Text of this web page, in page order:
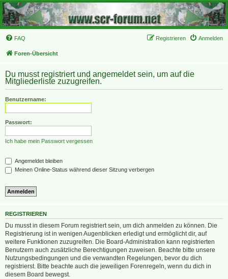
FAQ Anmelden
Registrieren
Foren-Übersicht
Du musst registriert und angemeldet sein, um auf die
Mitgliederliste zuzugreifen.
Benutzername:
Passwort:
Ich habe mein Passwort vergessen
Angemeldet bleiben
Meinen Online-Status während dieser Sitzung verbergen
REGISTRIEREN
Du musst in diesem Forum registriert sein, um dich anmelden zu können. Die
Registrierung ist in wenigen Augenblicken erledigt und ermöglicht dir, auf
weitere Funktionen zuzugreifen. Die Board-Administration kann registrierten
Benutzern auch zusätzliche Berechtigungen zuweisen. Beachte bitte unsere
Nutzungsbedingungen und die verwandten Regelungen, bevor du dich
registrierst. Bitte beachte auch die jeweiligen Forenregeln, wenn du dich in
diesem Board bewegst.